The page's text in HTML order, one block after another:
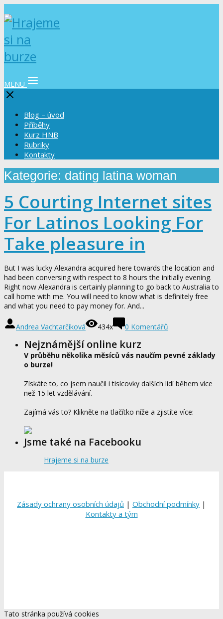
MENU
Blog – úvod
Příběhy
Kurz HNB
Rubriky
Kontakty
Kategorie: dating latina woman
5 Courting Internet sites
For Latinos Looking For
Take pleasure in
But I was lucky Alexandra acquired here towards the location and
had been conversing with respect to 8 hours the initially evening.
Right now Alexandra is certainly planning to go back to Australia to
call home with me. You will need to know what is definitely free
and what you need to pay money for. And...
Andrea Vachtarčíková 434x 0 Komentářů
Nejznámější online kurz
V průběhu několika měsíců vás naučím pevné základy
o burze!
Získáte to, co jsem naučil i tisícovky dalších lidí během více
než 15 let vzdělávání.
Zajímá vás to? Klikněte na tlačítko níže a zjistíte více:
Jsme také na Facebooku
Hrajeme si na burze
Zásady ochrany osobních údajů | Obchodní podmínky |
Kontakty a tým
Tato stránka používá cookies